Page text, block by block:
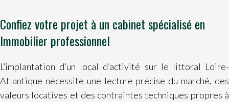
Confiez votre projet à un cabinet spécialisé en
Immobilier professionnel
L’implantation d’un local d’activité sur le littoral Loire-
Atlantique nécessite une lecture précise du marché, des
valeurs locatives et des contraintes techniques propres à